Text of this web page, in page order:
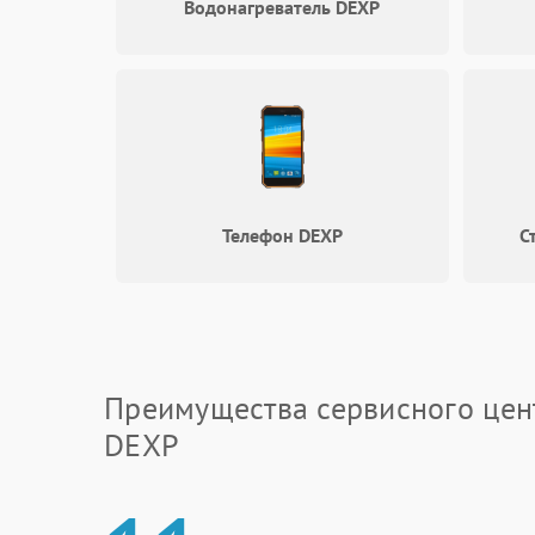
Водонагреватель DEXP
Телефон DEXP
Преимущества сервисного
DEXP